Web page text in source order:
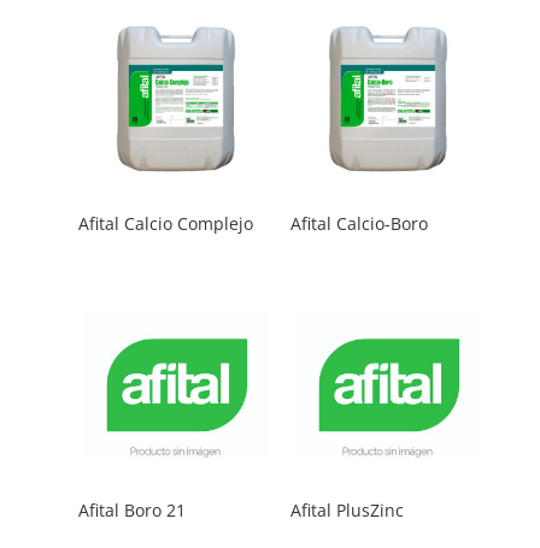
Afital Calcio Complejo Afital Calcio-Boro
Afital Boro 21 Afital PlusZinc